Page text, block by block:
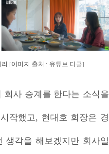
[이미지 출처 : 유튜브 디글]
회사 승계를 한다는 소식을
작했고, 현대호 회장은 경
생각을 해보겠지만 회사일